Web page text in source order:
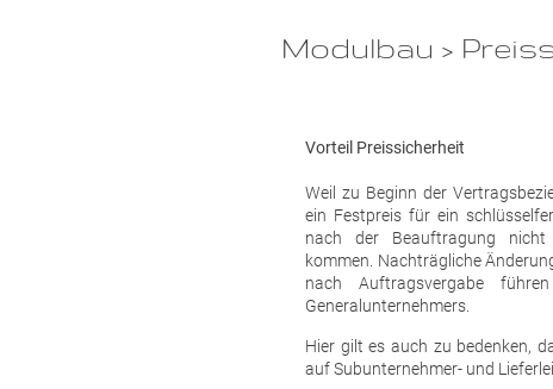
Modulbau >
Vorteil Preissicherheit
Weil zu Beginn der
ein Festpreis für ein
nach der Beauftragung nicht
kommen. Nachträgliche
nach Auftragsvergabe
Generalunternehmers.
Hier gilt es auch zu bedenken,
auf Subunternehmer- und